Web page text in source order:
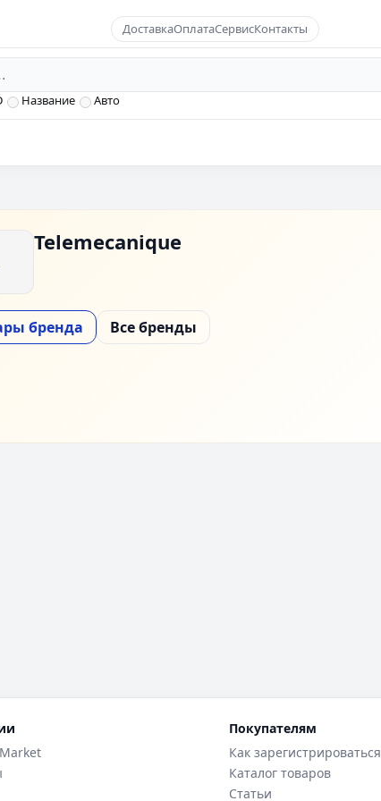
ДоставкаОплатаСервисКонтакты
Название Авто
Telemecanique
бренда Все бренды
Покупателям
Как зарегистрироваться
Каталог товаров
Статьи